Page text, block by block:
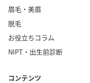
眉毛・美眉
脱毛
お役立ちコラム
NIPT・出生前診断
コンテンツ